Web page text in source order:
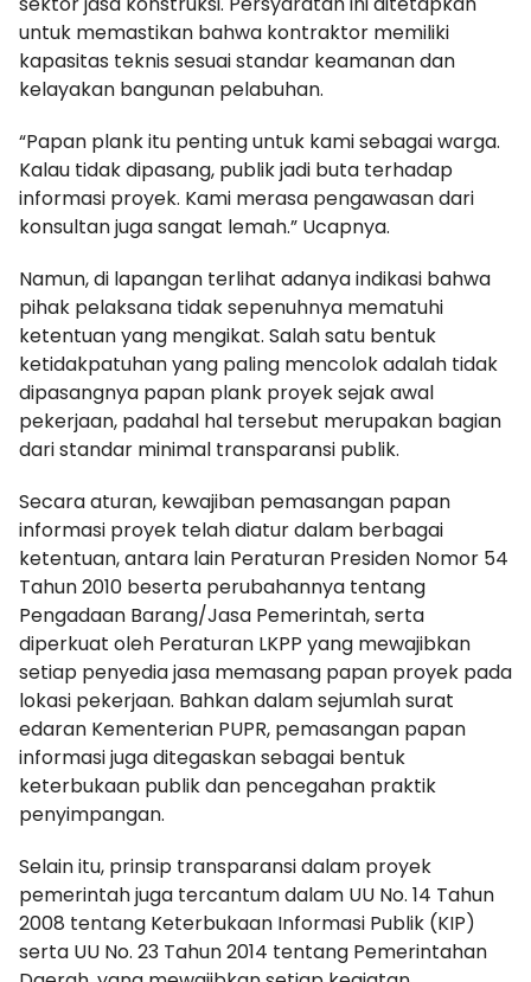
untuk memastikan bahwa kontraktor memiliki
kapasitas teknis sesuai standar keamanan dan
kelayakan bangunan pelabuhan.
“Papan plank itu penting untuk kami sebagai warga.
Kalau tidak dipasang, publik jadi buta terhadap
informasi proyek. Kami merasa pengawasan dari
konsultan juga sangat lemah.” Ucapnya.
Namun, di lapangan terlihat adanya indikasi bahwa
pihak pelaksana tidak sepenuhnya mematuhi
ketentuan yang mengikat. Salah satu bentuk
ketidakpatuhan yang paling mencolok adalah tidak
dipasangnya papan plank proyek sejak awal
pekerjaan, padahal hal tersebut merupakan bagian
dari standar minimal transparansi publik.
Secara aturan, kewajiban pemasangan papan
informasi proyek telah diatur dalam berbagai
ketentuan, antara lain Peraturan Presiden Nomor 54
Tahun 2010 beserta perubahannya tentang
Pengadaan Barang/Jasa Pemerintah, serta
diperkuat oleh Peraturan LKPP yang mewajibkan
setiap penyedia jasa memasang papan proyek pada
lokasi pekerjaan. Bahkan dalam sejumlah surat
edaran Kementerian PUPR, pemasangan papan
informasi juga ditegaskan sebagai bentuk
keterbukaan publik dan pencegahan praktik
penyimpangan.
Selain itu, prinsip transparansi dalam proyek
pemerintah juga tercantum dalam UU No. 14 Tahun
2008 tentang Keterbukaan Informasi Publik (KIP)
serta UU No. 23 Tahun 2014 tentang Pemerintahan